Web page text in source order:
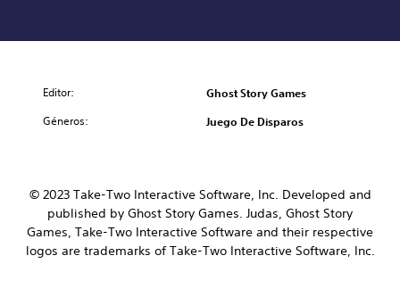
Editor: Ghost Story Games
Géneros: Juego De Disparos
© 2023 Take-Two Interactive Software, Inc. Developed and
published by Ghost Story Games. Judas, Ghost Story
Games, Take-Two Interactive Software and their respective
logos are trademarks of Take-Two Interactive Software, Inc.